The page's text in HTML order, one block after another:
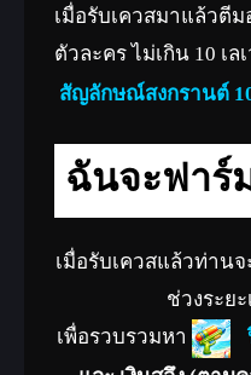
เมื่อรับเควสมาแล้วตีม
ตัวละคร ไม่เกิน 10 เล
สัญลักษณ์สงกรานต์
ฉันจะฟาร์
เมื่อรับเควสแล้วท่าน
ช่วงระย
เพื่อรวบรวมหา